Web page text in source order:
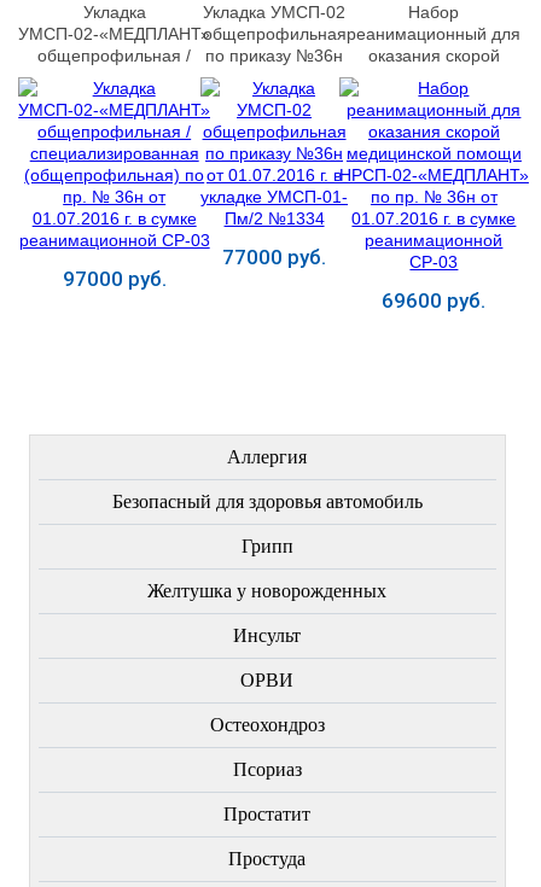
Укладка
УМСП-02-«МЕДПЛАНТ»
общепрофильная /
специализированная
(общепрофильная) по
пр. № 36н от
01.07.2016 г. в сумке
реанимационной СР-03
97000 руб.
Укладка УМСП-02
общепрофильная
по приказу №36н
от 01.07.2016 г. в
укладке УМСП-01-
Пм/2 №1334
77000 руб.
Набор
реанимационный для
оказания скорой
медицинской помощи
НРСП-02-«МЕДПЛАНТ»
по пр. № 36н от
01.07.2016 г. в сумке
реанимационной
СР-03
69600 руб.
Аллергия
Безопасный для здоровья автомобиль
Грипп
Желтушка у новорожденных
Инсульт
ОРВИ
Остеохондроз
Пcориаз
Простатит
Простуда